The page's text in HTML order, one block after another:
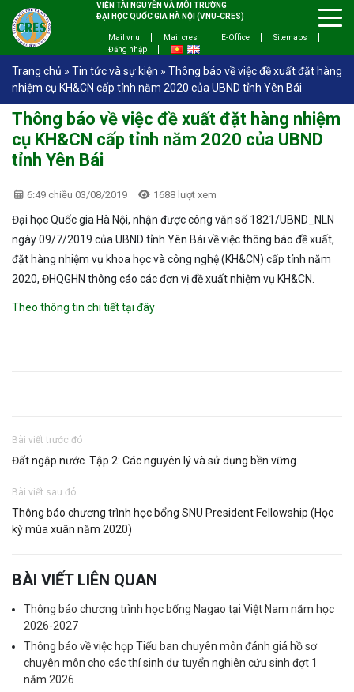
VIỆN TÀI NGUYÊN VÀ MÔI TRƯỜNG
ĐẠI HỌC QUỐC GIA HÀ NỘI (VNU-CRES)
Mail vnu Mail cres E-Office
Sitemaps
Đăng nhập
Trang chủ » Tin tức và sự kiện » Thông báo về việc đề xuất đặt hàng
nhiệm cụ KH&CN cấp tỉnh năm 2020 của UBND tỉnh Yên Bái
Thông báo về việc đề xuất đặt hàng nhiệm
cụ KH&CN cấp tỉnh năm 2020 của UBND
tỉnh Yên Bái
6:49 chiều 03/08/2019 1688 lượt xem
Đại học Quốc gia Hà Nội, nhận được công văn số 1821/UBND_NLN
ngày 09/7/2019 của UBND tỉnh Yên Bái về việc thông báo đề xuất,
đặt hàng nhiệm vụ khoa học và công nghệ (KH&CN) cấp tỉnh năm
2020, ĐHQGHN thông cáo các đơn vị đề xuất nhiệm vụ KH&CN.
Theo thông tin chi tiết tại đây
Bài viết trước đó
Đất ngập nước. Tập 2: Các nguyên lý và sử dụng bền vững.
Bài viết sau đó
Thông báo chương trình học bổng SNU President Fellowship (Học
kỳ mùa xuân năm 2020)
BÀI VIẾT LIÊN QUAN
Thông báo chương trình học bổng Nagao tại Việt Nam năm học
2026-2027
Thông báo về việc họp Tiểu ban chuyên môn đánh giá hồ sơ
chuyên môn cho các thí sinh dự tuyển nghiên cứu sinh đợt 1
năm 2026